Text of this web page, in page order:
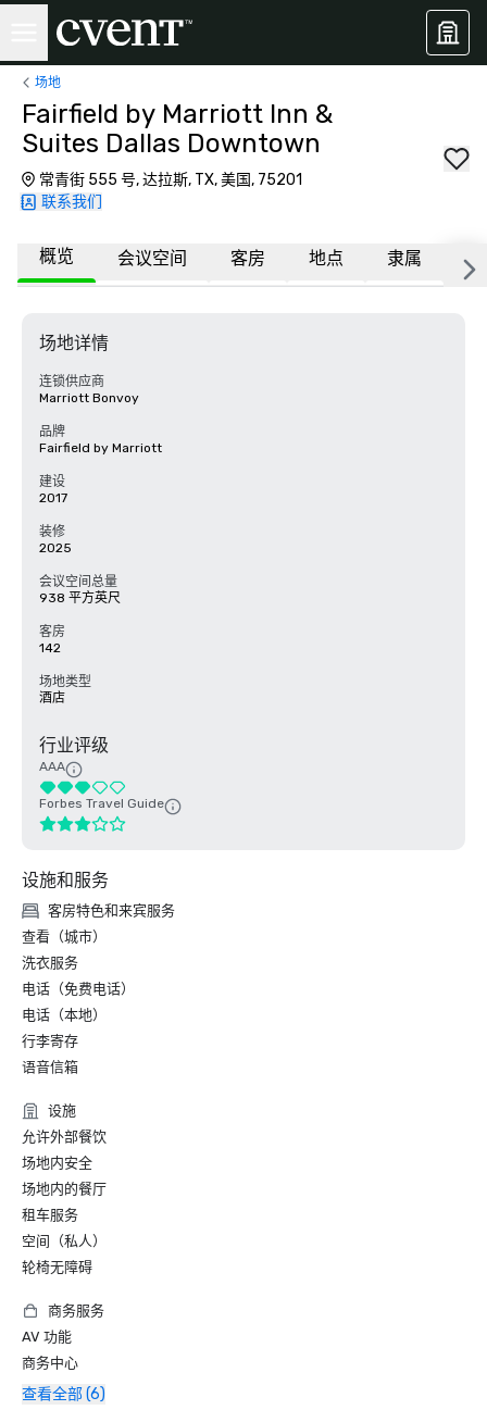
场地
Fairfield by Marriott Inn &
Suites Dallas Downtown
常青街 555 号, 达拉斯, TX, 美国, 75201
联系我们
概览 会议空间 客房 地点 隶属 更
场地详情
连锁供应商
Marriott Bonvoy
品牌
Fairfield by Marriott
建设
2017
装修
2025
会议空间总量
938 平方英尺
客房
142
场地类型
酒店
行业评级
AAA
Forbes Travel Guide
设施和服务
客房特色和来宾服务
查看（城市）
洗衣服务
电话（免费电话）
电话（本地）
行李寄存
语音信箱
设施
允许外部餐饮
场地内安全
场地内的餐厅
租车服务
空间（私人）
轮椅无障碍
商务服务
AV 功能
商务中心
查看全部 (6)